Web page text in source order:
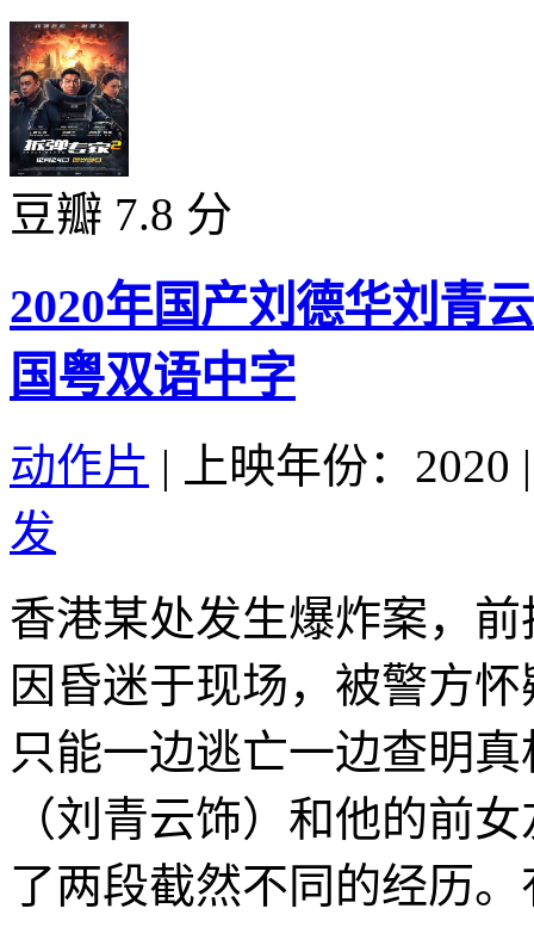
豆瓣 7.8 分
2020年国产刘德华刘青
国粤双语中字
动作片 | 上映年份：2020 |
发
香港某处发生爆炸案，
因昏迷于现场，被警方
只能一边逃亡一边查明
（刘青云饰）和他的前
了两段截然不同的经历